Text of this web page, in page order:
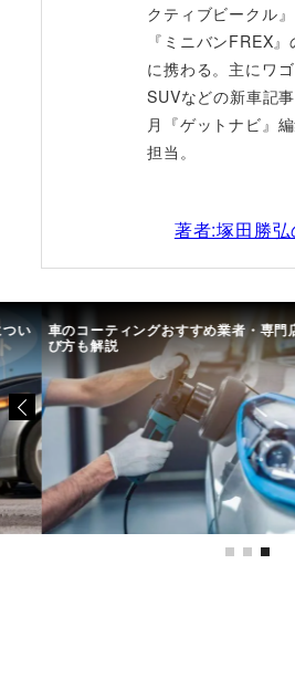
クティブビークル
『ミニバンFREX
に携わる。主にワゴ
SUVなどの新車記
月『ゲットナビ』
担当。
著者:塚田勝
い 車のコーティングおすすめ業者・専門
び方も解説